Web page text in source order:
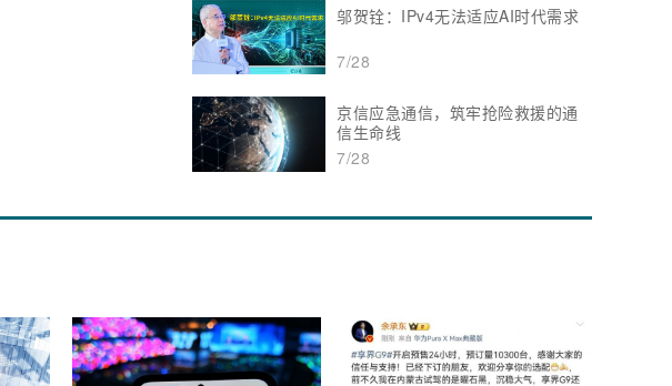
邬贺铨：IPv4无法适应AI时代需求
7/28
京信应急通信，筑牢抢险救援的通
信生命线
7/28